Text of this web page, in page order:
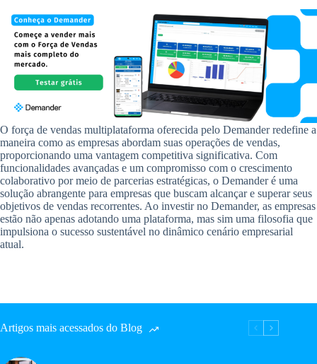
O força de vendas multiplataforma oferecida pelo Demander redefine a
maneira como as empresas abordam suas operações de vendas,
proporcionando uma vantagem competitiva significativa. Com
funcionalidades avançadas e um compromisso com o crescimento
colaborativo por meio de parcerias estratégicas, o Demander é uma
solução abrangente para empresas que buscam alcançar e superar seus
objetivos de vendas recorrentes. Ao investir no Demander, as empresas
estão não apenas adotando uma plataforma, mas sim uma filosofia que
impulsiona o sucesso sustentável no dinâmico cenário empresarial
atual.
Artigos mais acessados do Blog